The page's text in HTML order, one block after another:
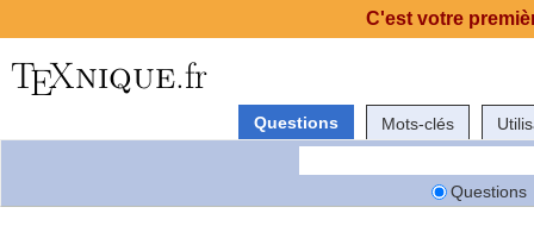
Questions Mots-clés
Questions
C'est votre